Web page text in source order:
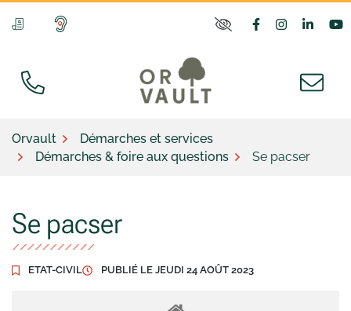
Lien vers le
Lien vers
Lien
Orvault
Démarches et services
Démarches & foire aux questions
Se pacser
Se pacser
ETAT-CIVIL PUBLIÉ LE JEUDI 24 AOÛT 2023